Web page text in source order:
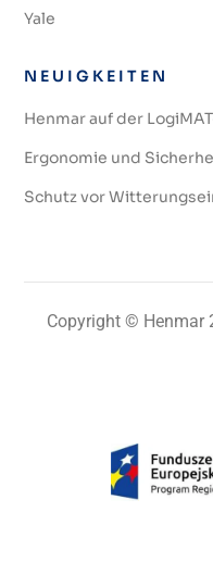
Yale
NEUIGKEITEN
Henmar auf der
Ergonomie und
Schutz vor
Copyright © Henmar